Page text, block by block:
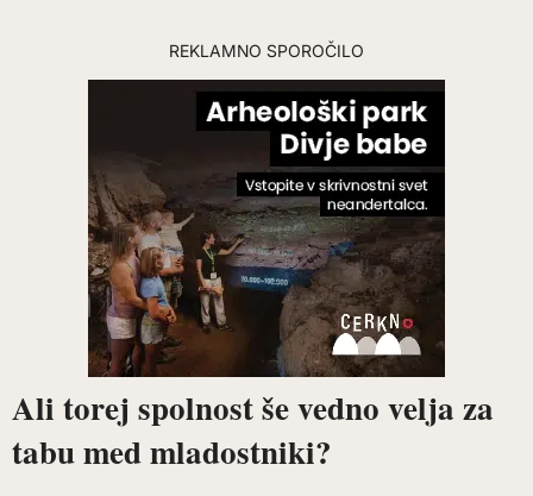
REKLAMNO SPOROČILO
Ali torej spolnost še vedno velja za
tabu med mladostniki?